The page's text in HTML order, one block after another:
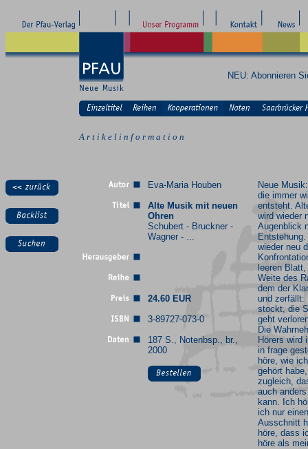
NEU: Abonnieren
A r t i k e l i n f o r m a t i o n
Eva-Maria Houben
Alte Musik mit neuen
Ohren
Schubert - Bruckner -
Wagner - ...
24.60 EUR
3-89727-073-0
187 S., Notenbsp., br.,
2000
Neue
die immer
entsteht.
wird wieder
Augenblick
wieder neu
leeren
Weite des
dem der
und zerfällt:
stockt, die
geht
Die
Hörers wird
in frage
höre, wie
gehört
zugleich,
auch
kann. Ich
ich nur einen
Ausschnitt
höre, dass
höre als